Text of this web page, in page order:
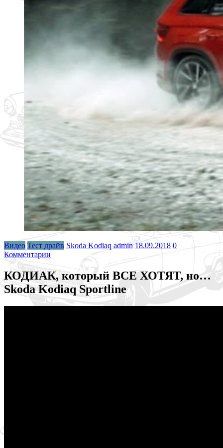
Видео Тест драйв Skoda Kodiaq admin 18.09.2018 0
Комментарии
КОДИАК, который ВСЕ ХОТЯТ, но…
Skoda Kodiaq Sportline